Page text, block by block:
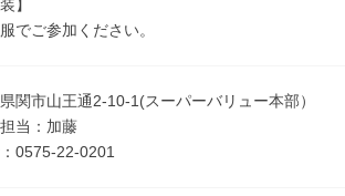
】
服でご参加ください。
関市山王通2-10-1(スーパーバリュー本部）
当：加藤
0575-22-0201